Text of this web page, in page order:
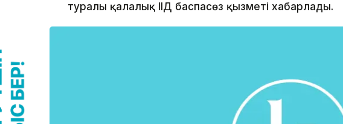
туралы қалалық ІІД баспасөз қызметі хабарлады.